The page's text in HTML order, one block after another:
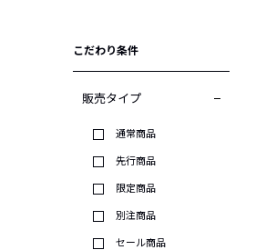
こだわり条件
販売タイプ
通常商品
先行商品
限定商品
別注商品
セール商品